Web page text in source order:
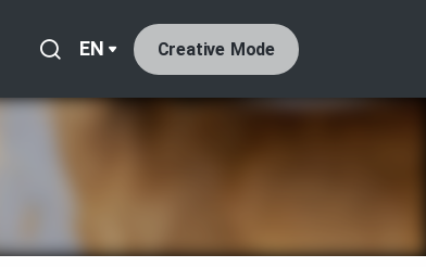
EN Creative Mode